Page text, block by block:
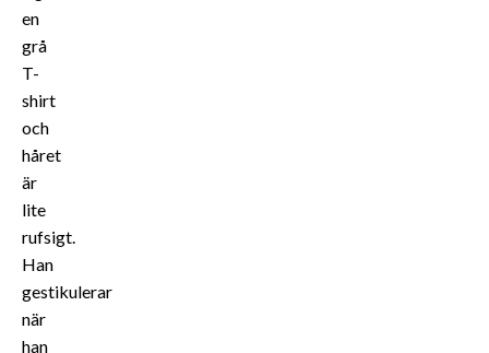
en
grå
T-
shirt
och
håret
är
lite
rufsigt.
Han
gestikulerar
när
han